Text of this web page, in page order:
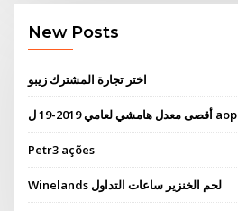
New Posts
اختر تجارة المشترك زيبو
أقصى معدل هامشي لعامي 2019-19 ل aop
Petr3 ações
Winelands لحم الخنزير ساعات التداول